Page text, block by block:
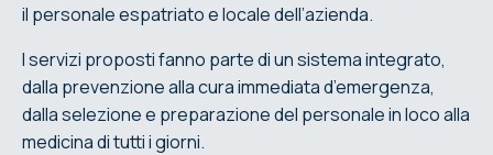
il personale espatriato e locale dell’azienda.
I servizi proposti fanno parte di un sistema integrato,
dalla prevenzione alla cura immediata d’emergenza,
dalla selezione e preparazione del personale in loco alla
medicina di tutti i giorni.